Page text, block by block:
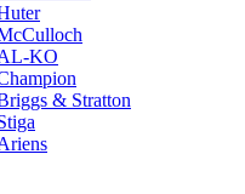
KO
& Stratton